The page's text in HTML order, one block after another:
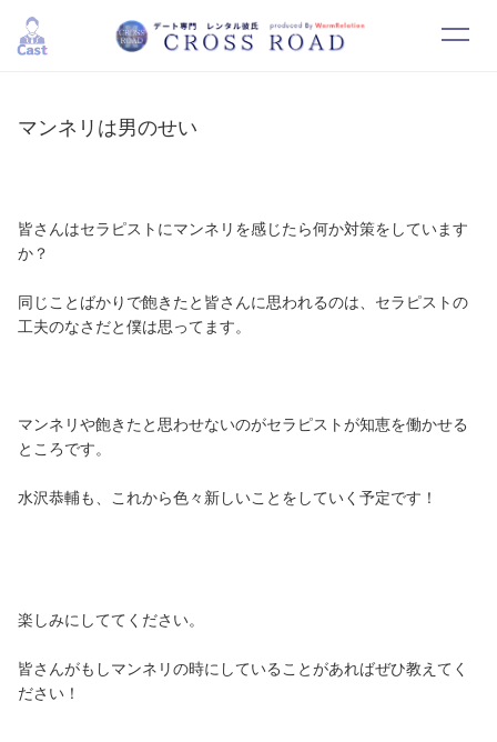
HOME
CONTACT RECRUIT
マンネリは男のせい
皆さんはセラピストにマンネリを感じたら何か対策をしています
か？
同じことばかりで飽きたと皆さんに思われるのは、セラピストの
工夫のなさだと僕は思ってます。
マンネリや飽きたと思わせないのがセラピストが知恵を働かせる
ところです。
水沢恭輔も、これから色々新しいことをしていく予定です！
楽しみにしててください。
皆さんがもしマンネリの時にしていることがあればぜひ教えてく
ださい！